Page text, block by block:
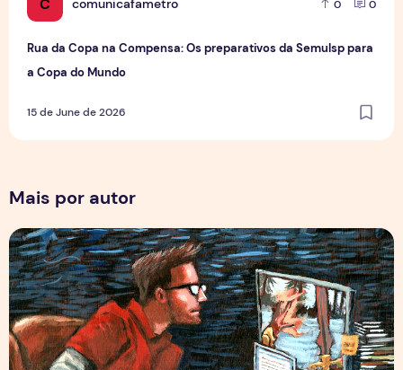
C comunicafametro 0 0
Rua da Copa na Compensa: Os preparativos da Semulsp para
a Copa do Mundo
15 de June de 2026
Mais por autor
Por Trás dos Pixels